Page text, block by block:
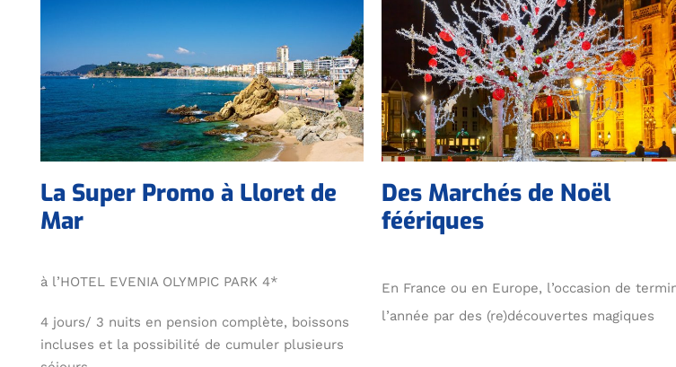
La Super Promo à Lloret de
Mar
à l’HOTEL EVENIA OLYMPIC PARK 4*
4 jours/ 3 nuits en pension complète, boissons
incluses et la possibilité de cumuler plusieurs
Des Marchés de Noël
féériques
En France ou en Europe, l’occasion de
l’année par des (re)découvertes magiques